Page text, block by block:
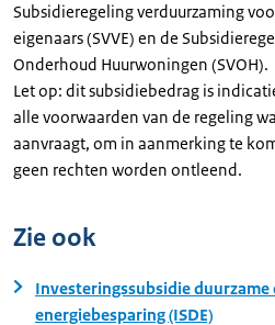
Subsidieregeling verduurzaming
eigenaars (SVVE) en de
Onderhoud Huurwoningen (SVOH).
Let op: dit subsidiebedrag is
alle voorwaarden van de regeling
aanvraagt, om in aanmerking te
geen rechten worden ontleend.
Zie ook
Investeringssubsidie duurzame
energiebesparing (ISDE)